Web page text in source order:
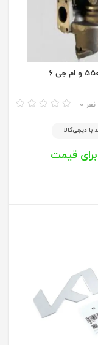
0 نفر
با دیجی‌کالا
قیمت